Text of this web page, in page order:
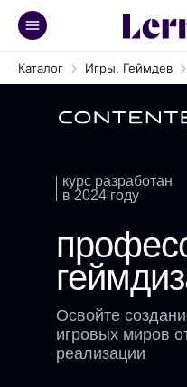
Каталог Игры. Геймдев
Освойте
игровых миров
реализации
курс разработан
в 2024 году